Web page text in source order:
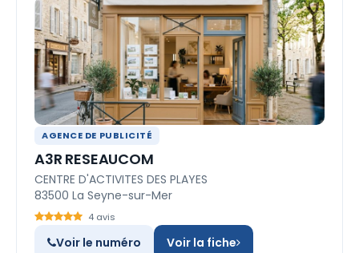
AGENCE DE PUBLICITÉ
A3R RESEAUCOM
CENTRE D'ACTIVITES DES PLAYES
83500 La Seyne-sur-Mer
4 avis
Voir le numéro Voir la fiche